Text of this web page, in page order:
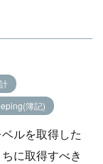
簿記)
ルを取得した
に取得すべき